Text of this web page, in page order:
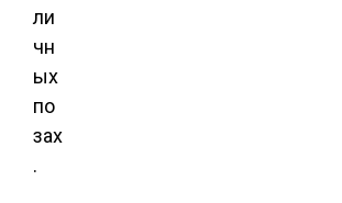
ли
чн
ых
по
зах
.